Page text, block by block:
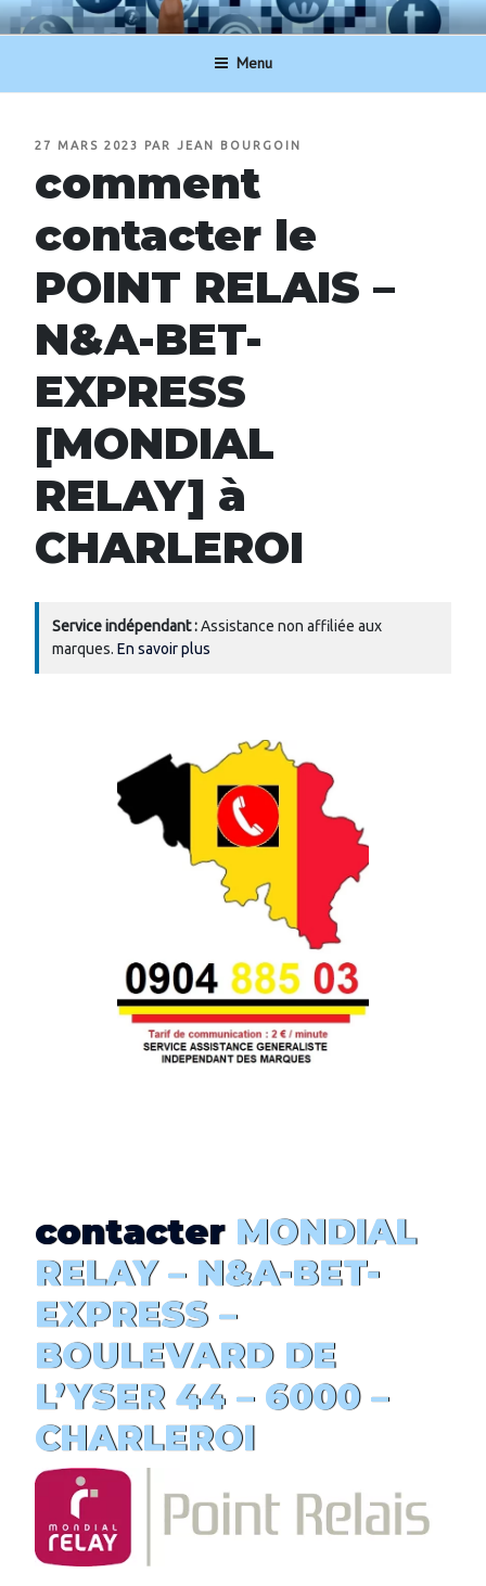
Aller
au
principal
NUMERO-SERVICECLIENT.BE
Menu
PUBLIÉ
27 MARS 2023 PAR JEAN BOURGOIN
comment
contacter le
POINT RELAIS –
N&A-BET-
EXPRESS
[MONDIAL
RELAY] à
CHARLEROI
Service indépendant :Assistance non affiliée aux
marques. En savoir plus
contacterMONDIAL
RELAY – N&A-BET-
EXPRESS –
BOULEVARD DE
L’YSER 44 – 6000 –
CHARLEROI